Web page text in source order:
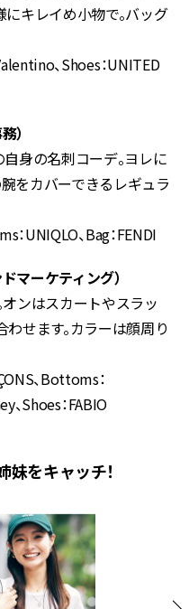
キレイめ小物で。バッグ
、Shoes：UNITED
）
身の名刺コーデ。ヨレに
をカバーできるレギュラ
UNIQLO、Bag：FENDI
ドマーケティング）
ンはスカートやスラッ
せます。カラーは顔周り
、Bottoms：
Shoes：FABIO
妹をキャッチ！